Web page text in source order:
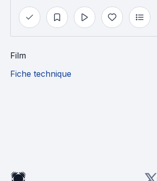
Film
Fiche technique